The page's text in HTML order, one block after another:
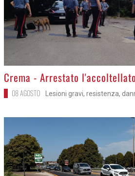
>
Crema - Arrestato
08 AGOSTO Lesioni gravi, resistenza,